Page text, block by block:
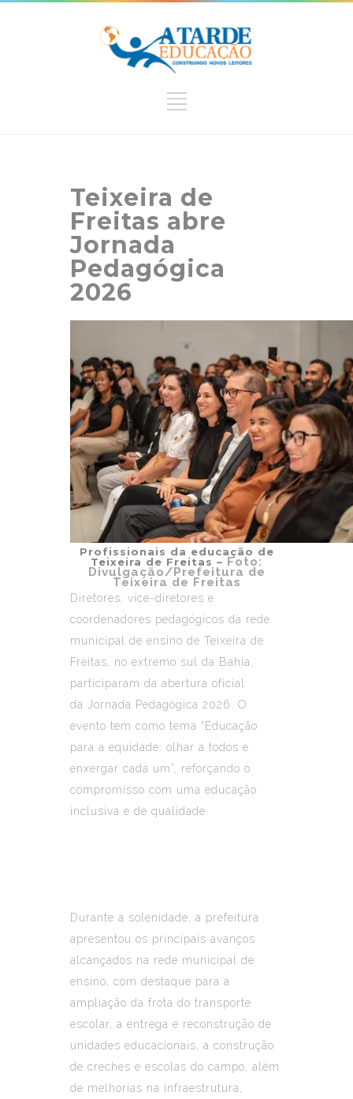
Teixeira de
Freitas abre
Jornada
Pedagógica
2026
Profissionais da educação de
Teixeira de Freitas – Foto:
Divulgação/Prefeitura de
Teixeira de Freitas
Diretores, vice-diretores e
coordenadores pedagógicos da rede
municipal de ensino de Teixeira de
Freitas , no extremo sul da Bahia,
participaram da abertura oficial
da Jornada Pedagógica 2026. O
evento tem como tema “Educação
para a equidade: olhar a todos e
enxergar cada um”, reforçando o
compromisso com uma educação
inclusiva e de qualidade.
Durante a solenidade, a prefeitura
apresentou os principais avanços
alcançados na rede municipal de
ensino, com destaque para a
ampliação da frota do transporte
escolar, a entrega e reconstrução de
unidades educacionais, a construção
de creches e escolas do campo, além
de melhorias na infraestrutura,